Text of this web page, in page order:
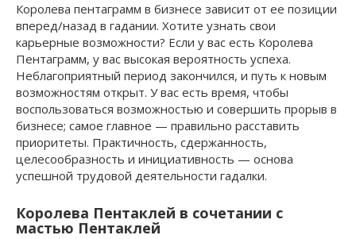
Королева пентаграмм в бизнесе зависит от ее позиции
вперед/назад в гадании. Хотите узнать свои
карьерные возможности? Если у вас есть Королева
Пентаграмм, у вас высокая вероятность успеха.
Неблагоприятный период закончился, и путь к новым
возможностям открыт. У вас есть время, чтобы
воспользоваться возможностью и совершить прорыв в
бизнесе; самое главное — правильно расставить
приоритеты. Практичность, сдержанность,
целесообразность и инициативность — основа
успешной трудовой деятельности гадалки.
Королева Пентаклей в сочетании с
мастью Пентаклей